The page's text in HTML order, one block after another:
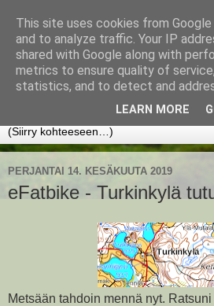
Uusi Suunta - Jokainen hetki tarjoaa
PERJANTAI 14. KESÄKUUTA 2019
eFatbike - Turkinkylä
Metsään tahdoin mennä nyt.
This site uses cookies from
and to analyze traffic. Your IP
shared with Google along with
metrics to ensure quality of
statistics, and to detect and
LEARN MORE